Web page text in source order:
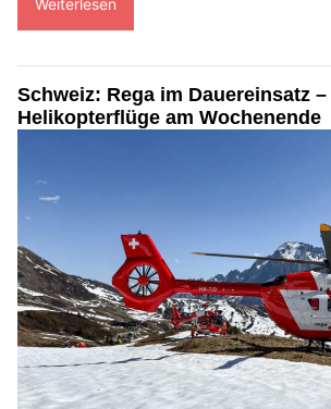
Weiterlesen
Schweiz: Rega im Dauereinsatz
Helikopterflüge am Wochenende